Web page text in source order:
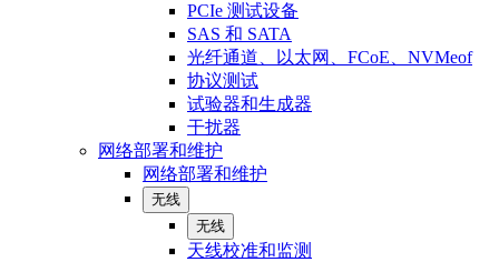
PCIe 测试设备
SAS 和 SATA
光纤通道、以太网、FCoE、NVMeof
协议测试
试验器和生成器
干扰器
网络部署和维护
网络部署和维护
无线
无线
天线校准和监测